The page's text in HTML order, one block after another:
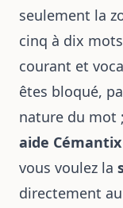
seulement la
cinq à dix
courant et
êtes bloqué,
nature du mot
aide Cémantix
vous voulez la
directement